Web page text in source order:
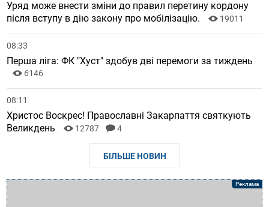
Уряд може внести зміни до правил перетину кордону
після вступу в дію закону про мобілізацію.
19011
08:33
Перша ліга: ФК "Хуст" здобув дві перемоги за тиждень
6146
08:11
Христос Воскрес! Православні Закарпаття святкують
Великдень
12787 4
БІЛЬШЕ НОВИН